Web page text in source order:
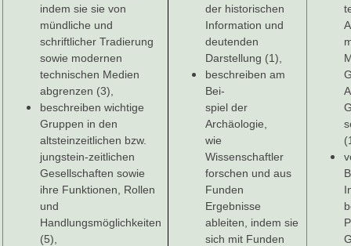
indem sie sie von
mündliche und
schriftlicher Tradierung
sowie modernen
technischen Medien
abgrenzen (3),
beschreiben wichtige
Gruppen in den
altsteinzeitlichen bzw.
jungstein-zeitlichen
Gesellschaften sowie
ihre Funktionen, Rollen
und
Handlungsmöglichkeiten
(5),
der historischen
Information und
deutenden
Darstellung (1),
beschreiben am
Bei-
spiel der
Archäologie,
wie
Wissenschaftler
forschen und aus
Funden
Ergebnisse
ableiten, indem sie
sich mit Funden